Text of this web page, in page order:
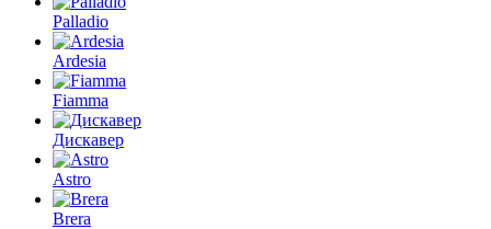
Palladio
Ardesia
Fiamma
Дискавер
Astro
Brera